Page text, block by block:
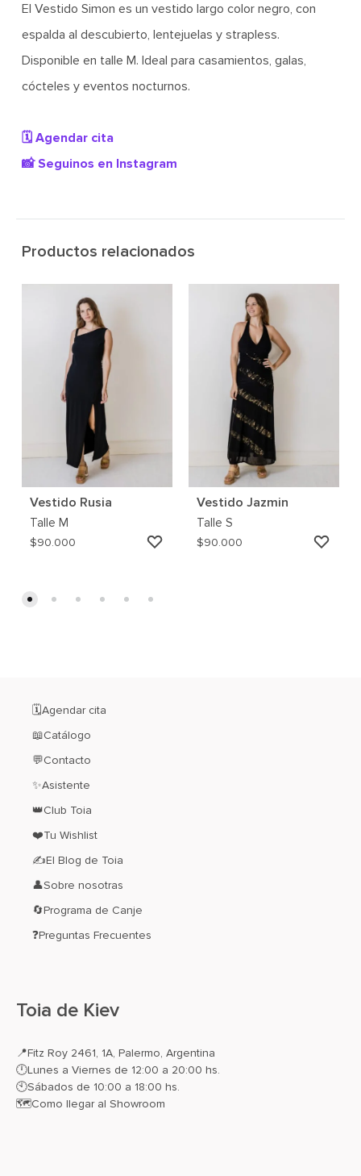
El Vestido Simon es un vestido largo color negro, con
espalda al descubierto, lentejuelas y strapless.
Disponible en talle M. Ideal para casamientos, galas,
cócteles y eventos nocturnos.
🗓️ Agendar cita
📸 Seguinos en Instagram
Productos relacionados
Vestido Rusia
Talle M
$90.000
AGREGAR
Vestido Jazmin
Talle S
$90.000
🗓️Agendar cita
📖Catálogo
💬Contacto
✨Asistente
👑Club Toia
❤️Tu Wishlist
✍El Blog de Toia
👤Sobre nosotras
🔄Programa de Canje
❓Preguntas Frecuentes
Toia de Kiev
📍Fitz Roy 2461, 1A, Palermo, Argentina
🕛Lunes a Viernes de 12:00 a 20:00 hs.
🕙Sábados de 10:00 a 18:00 hs.
🗺️Como llegar al Showroom